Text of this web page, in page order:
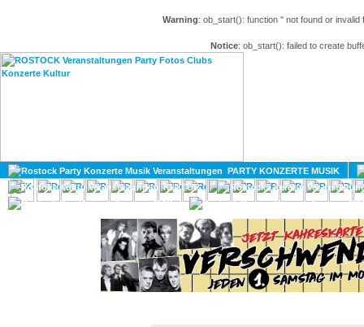
Warning: ob_start(): function '' not found or
Notice: ob_start(): failed to create
PARTY KONZERTE MUSIK
KULTUR
GAY